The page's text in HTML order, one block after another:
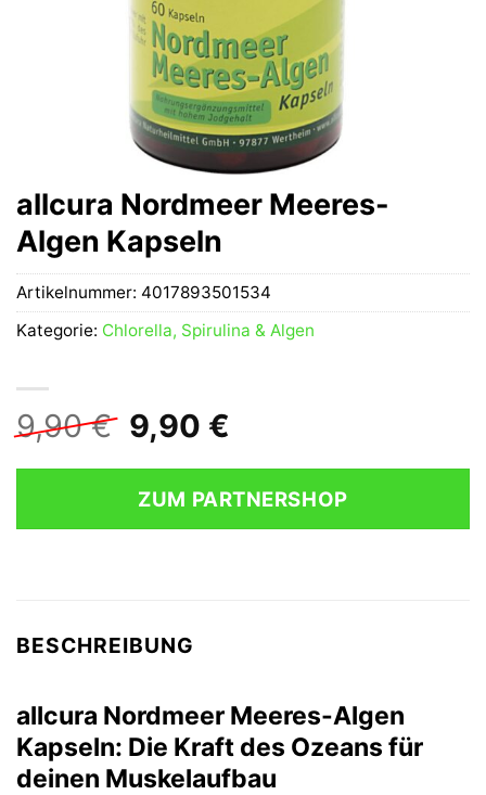
allcura Nordmeer Meeres-
Algen Kapseln
9,90€ Ursprünglicher
Preis
war:
9,90 €
9,90 €
ist:
9,90 €.
ZUM PARTNERSHOP
Artikelnummer: 4017893501534
Kategorie: Chlorella, Spirulina & Algen
BESCHREIBUNG
allcura Nordmeer Meeres-Algen
Kapseln: Die Kraft des Ozeans für
deinen Muskelaufbau